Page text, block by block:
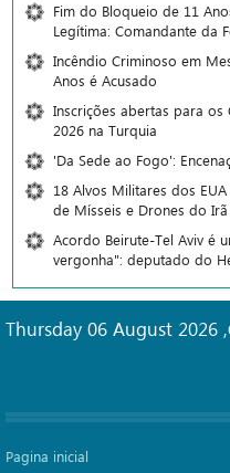
Fim do Bloqueio de 11
Legítima: Comandante da
Incêndio Criminoso em
Anos é Acusado
Inscrições abertas para
2026 na Turquia
'Da Sede ao Fogo':
18 Alvos Militares dos
de Mísseis e Drones do Irã
Acordo Beirute-Tel Aviv é
vergonha": deputado do
Thursday 06 August 2026 ,
Pagina inicial